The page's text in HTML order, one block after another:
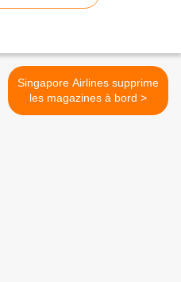
Singapore Airlines supprime
les magazines à bord >